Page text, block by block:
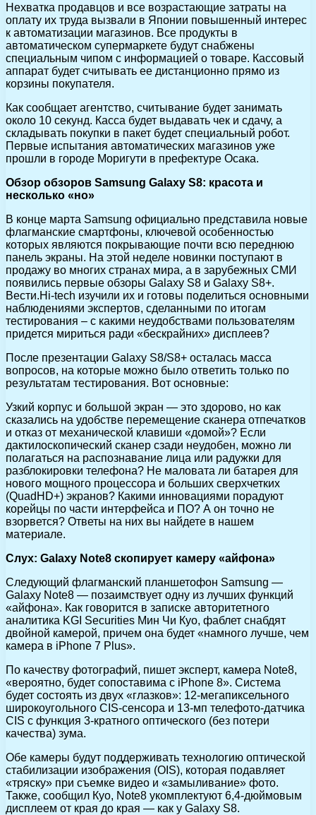
Нехватка продавцов и все возрастающие затраты на
оплату их труда вызвали в Японии повышенный интерес
к автоматизации магазинов. Все продукты в
автоматическом супермаркете будут снабжены
специальным чипом с информацией о товаре. Кассовый
аппарат будет считывать ее дистанционно прямо из
корзины покупателя.
Как сообщает агентство, считывание будет занимать
около 10 секунд. Касса будет выдавать чек и сдачу, а
складывать покупки в пакет будет специальный робот.
Первые испытания автоматических магазинов уже
прошли в городе Моригути в префектуре Осака.
Обзор обзоров Samsung Galaxy S8: красота и
несколько «но»
В конце марта Samsung официально представила новые
флагманские смартфоны, ключевой особенностью
которых являются покрывающие почти всю переднюю
панель экраны. На этой неделе новинки поступают в
продажу во многих странах мира, а в зарубежных СМИ
появились первые обзоры Galaxy S8 и Galaxy S8+.
Вести.Hi-tech изучили их и готовы поделиться основными
наблюдениями экспертов, сделанными по итогам
тестирования – с какими неудобствами пользователям
придется мириться ради «бескрайних» дисплеев?
После презентации Galaxy S8/S8+ осталась масса
вопросов, на которые можно было ответить только по
результатам тестирования. Вот основные:
Узкий корпус и большой экран — это здорово, но как
сказались на удобстве перемещение сканера отпечатков
и отказ от механической клавиши «домой»? Если
дактилоскопический сканер сзади неудобен, можно ли
полагаться на распознавание лица или радужки для
разблокировки телефона? Не маловата ли батарея для
нового мощного процессора и больших сверхчетких
(QuadHD+) экранов? Какими инновациями порадуют
корейцы по части интерфейса и ПО? А он точно не
взорвется? Ответы на них вы найдете в нашем
материале.
Слух: Galaxy Note8 скопирует камеру «айфона»
Следующий флагманский планшетофон Samsung —
Galaxy Note8 — позаимствует одну из лучших функций
«айфона». Как говорится в записке авторитетного
аналитика KGI Securities Мин Чи Куо, фаблет снабдят
двойной камерой, причем она будет «намного лучше, чем
камера в iPhone 7 Plus».
По качеству фотографий, пишет эксперт, камера Note8,
«вероятно, будет сопоставима с iPhone 8». Система
будет состоять из двух «глазков»: 12-мегапиксельного
широкоугольного CIS-сенсора и 13-мп телефото-датчика
CIS с функция 3-кратного оптического (без потери
качества) зума.
Обе камеры будут поддерживать технологию оптической
стабилизации изображения (OIS), которая подавляет
«тряску» при съемке видео и «замыливание» фото.
Также, сообщил Куо, Note8 укомплектуют 6,4-дюймовым
дисплеем от края до края — как у Galaxy S8.